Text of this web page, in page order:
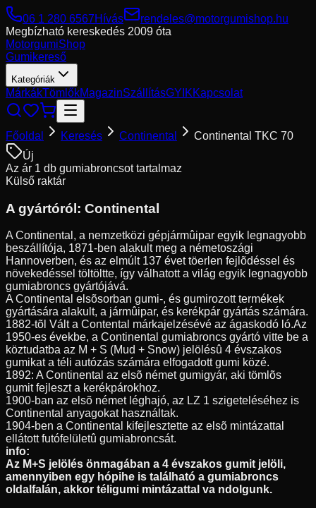
06 1 280 6567Hívás
rendeles@motorgumishop.hu
Megbízható kereskedés 2009 óta
MotorgumiShop
Gumikereső
Kategóriák
MárkákTömlőkMagazinSzállításGYIKKapcsolat
Főoldal Keresés Continental
Continental TKC 70
Új
Az ár 1 db gumiabroncsot tartalmaz
Külső raktár
A gyártóról: Continental
A Continental, a nemzetközi gépjármûipar egyik legnagyobb
beszállítója, 1871-ben alakult meg a németoszági
Hannoverben, és az elmúlt 137 évet töerlen fejlõdéssel és
növekedéssel töltöltte, így válhatott a világ egyik legnagyobb
gumiabroncs gyártójává.
A Continental elsõsorban gumi-, és gumirozott termékek
gyártására alakult, a jármûipar, és kerékpár gyártás számára.
1882-tõl Vált a Contental márkajelzésévé az ágaskodó ló.Az
1950-es évekbe, a Continental gumiabroncs gyártó vitte be a
köztudatba az M + S (Mud + Snow) jelölésû 4 évszakos
gumikat a téli autózás számára elfogadott gumi közé.
1892: A Continental az elsõ német gumigyár, aki tömlõs
gumit fejleszt a kerékpárokhoz.
1900-ban az elsõ német léghajó, az LZ 1 szigeteléséhez is
Continental anyagokat használtak.
1904-ben a Continental kifejlesztette az elsõ mintázattal
ellátott futófelületû gumiabroncsát.
info:
Az M+S jelölés önmagában a 4 évszakos gumit jelöli,
amennyiben egy hópihe is található a gumiabroncs
oldalfalán, akkor téligumi mintázattal va ndolgunk.